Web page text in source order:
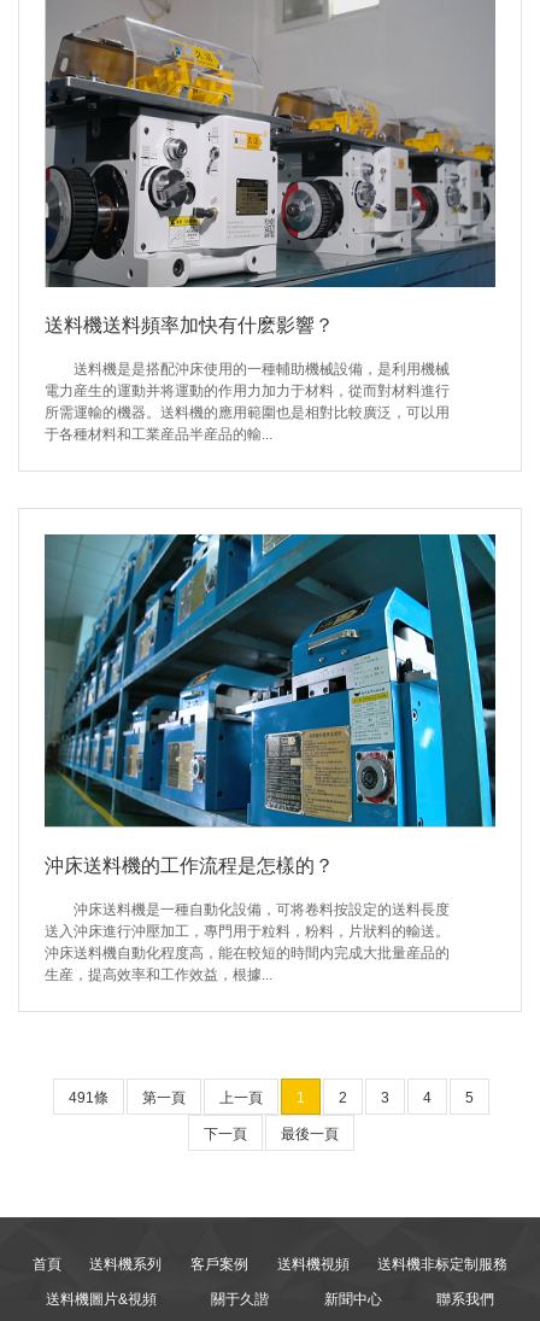
送料機送料頻率加快有什麽影響？
送料機是是搭配沖床使用的一種輔助機械設備，是利用機械
電力産生的運動并将運動的作用力加力于材料，從而對材料進行
所需運輸的機器。送料機的應用範圍也是相對比較廣泛，可以用
于各種材料和工業産品半産品的輸...
沖床送料機的工作流程是怎樣的？
沖床送料機是一種自動化設備，可将卷料按設定的送料長度
送入沖床進行沖壓加工，專門用于粒料，粉料，片狀料的輸送。
沖床送料機自動化程度高，能在較短的時間内完成大批量産品的
生産，提高效率和工作效益，根據...
491條 第一頁 上一頁 1 2 3 4 5
下一頁 最後一頁
首頁 送料機系列 客戶案例 送料機視頻 送料機非标定制服務
送料機圖片&視頻 關于久諧 新聞中心 聯系我們